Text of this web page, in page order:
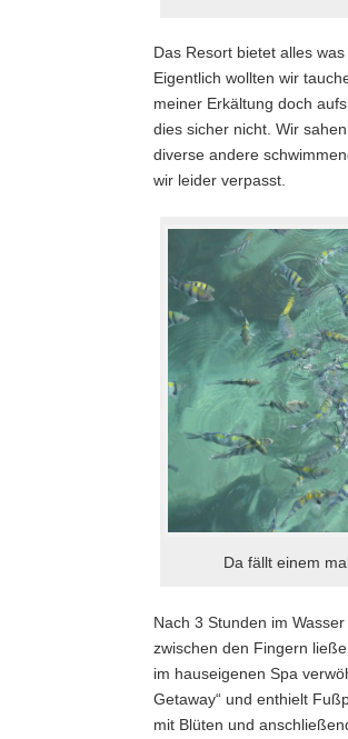
Das Resort bietet alles
Eigentlich wollten wir
meiner Erkältung doch
dies sicher nicht. Wir
diverse andere
wir leider verpasst.
Da fällt einem
Nach 3 Stunden im
zwischen den Fingern
im hauseigenen Spa
Getaway“ und enthielt
mit Blüten und